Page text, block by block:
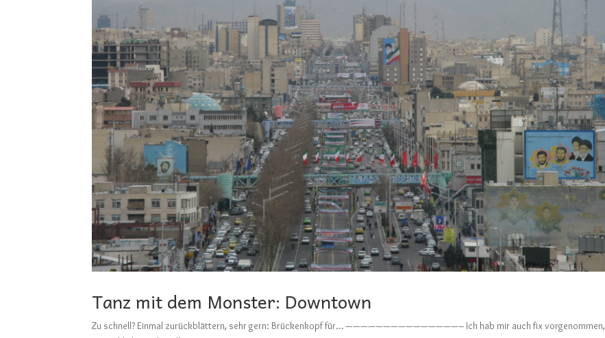
Tanz mit dem Monster: Downtown
Zu schnell? Einmal zurückblättern, sehr gern: Brückenkopf für… ———————————————– Ich hab mir auch fix vorgenommen,